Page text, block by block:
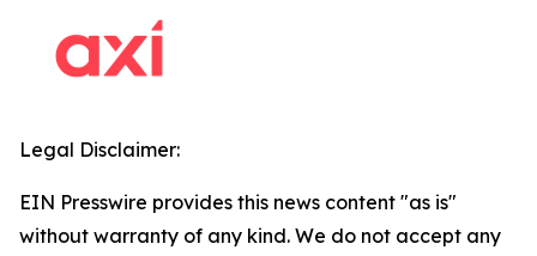
Legal Disclaimer:
EIN Presswire provides this news content "as is"
without warranty of any kind. We do not accept any